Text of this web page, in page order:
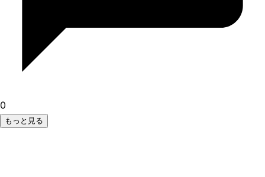
0
もっと見る